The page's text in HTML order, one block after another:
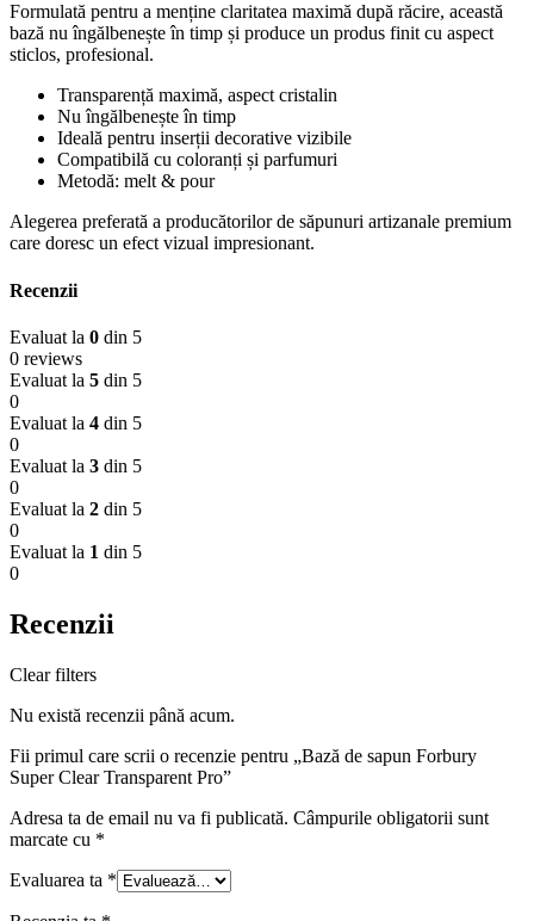
Formulată pentru a menține claritatea maximă după răcire, această
bază nu îngălbenește în timp și produce un produs finit cu aspect
sticlos, profesional.
Transparență maximă, aspect cristalin
Nu îngălbenește în timp
Ideală pentru inserții decorative vizibile
Compatibilă cu coloranți și parfumuri
Metodă: melt & pour
Alegerea preferată a producătorilor de săpunuri artizanale premium
care doresc un efect vizual impresionant.
Recenzii
Evaluat la 0 din 5
0 reviews
Evaluat la 5 din 5
0
Evaluat la 4 din 5
0
Evaluat la 3 din 5
0
Evaluat la 2 din 5
0
Evaluat la 1 din 5
0
Recenzii
Clear filters
Nu există recenzii până acum.
Fii primul care scrii o recenzie pentru „Bază de sapun Forbury
Super Clear Transparent Pro”
Adresa ta de email nu va fi publicată. Câmpurile obligatorii sunt
marcate cu *
Evaluarea ta *